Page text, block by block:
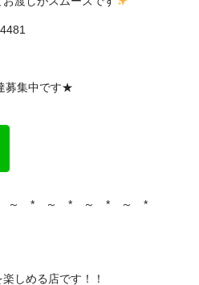
募集中です★
～ * ～ * ～ * ～ *
しめる店です！！